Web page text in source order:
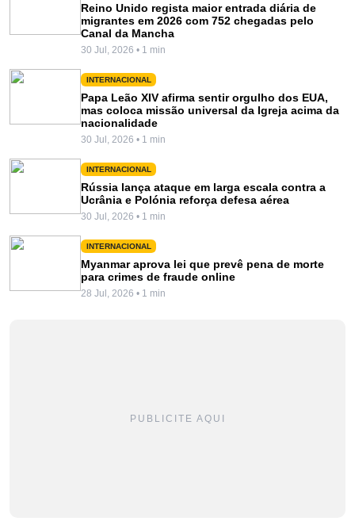
Reino Unido regista maior entrada diária de
migrantes em 2026 com 752 chegadas pelo
Canal da Mancha
30 Jul, 2026 • 1 min
INTERNACIONAL
Papa Leão XIV afirma sentir orgulho dos EUA,
mas coloca missão universal da Igreja acima da
nacionalidade
30 Jul, 2026 • 1 min
INTERNACIONAL
Rússia lança ataque em larga escala contra a
Ucrânia e Polónia reforça defesa aérea
30 Jul, 2026 • 1 min
INTERNACIONAL
Myanmar aprova lei que prevê pena de morte
para crimes de fraude online
28 Jul, 2026 • 1 min
PUBLICITE AQUI